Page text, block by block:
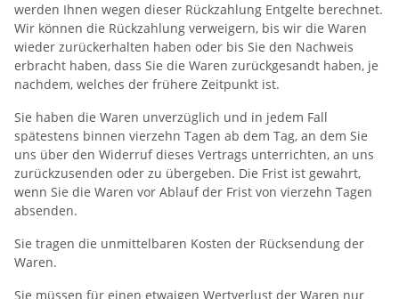
werden Ihnen wegen dieser Rückzahlung Entgelte berechnet.
Wir können die Rückzahlung verweigern, bis wir die Waren
wieder zurückerhalten haben oder bis Sie den Nachweis
erbracht haben, dass Sie die Waren zurückgesandt haben, je
nachdem, welches der frühere Zeitpunkt ist.
Sie haben die Waren unverzüglich und in jedem Fall
spätestens binnen vierzehn Tagen ab dem Tag, an dem Sie
uns über den Widerruf dieses Vertrags unterrichten, an uns
zurückzusenden oder zu übergeben. Die Frist ist gewahrt,
wenn Sie die Waren vor Ablauf der Frist von vierzehn Tagen
absenden.
Sie tragen die unmittelbaren Kosten der Rücksendung der
Waren.
Sie müssen für einen etwaigen Wertverlust der Waren nur